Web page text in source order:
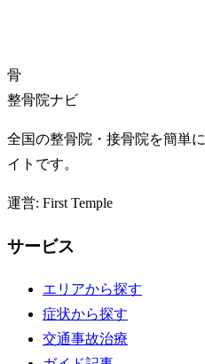
骨
整骨院ナビ
全国の整骨院・接骨院を簡単
イトです。
運営: First Temple
サービス
エリアから探す
症状から探す
交通事故治療